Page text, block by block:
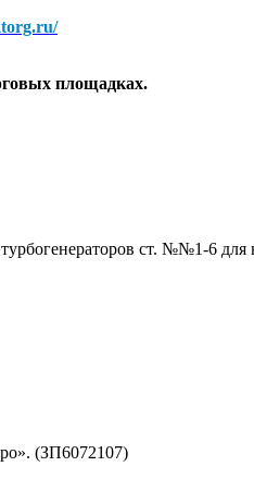
площадках.
ст. №№1-6
(ЗП6072107)